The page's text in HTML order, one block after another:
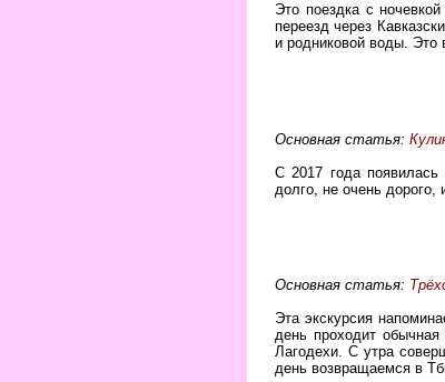
Это поездка с
переезд через
и родниковой воды. Это
Основная статья:
С 2017 года
долго, не очень дорого,
Основная статья:
Эта экскурсия
день проходит
Лагодехи. С утра
день возвращаемся в